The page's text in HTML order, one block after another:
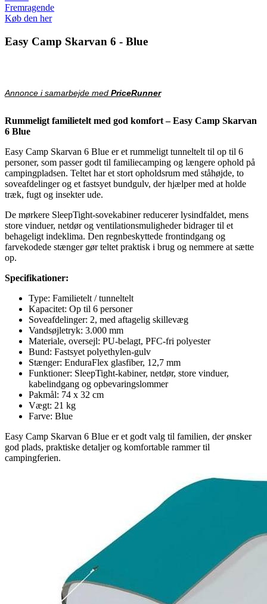
Fremragende
Køb den her
Easy Camp Skarvan 6 - Blue
Annonce i samarbejde med PriceRunner
Rummeligt familietelt med god komfort – Easy Camp Skarvan
6 Blue
Easy Camp Skarvan 6 Blue er et rummeligt tunneltelt til op til 6
personer, som passer godt til familiecamping og længere ophold på
campingpladsen. Teltet har et stort opholdsrum med ståhøjde, to
soveafdelinger og et fastsyet bundgulv, der hjælper med at holde
træk, fugt og insekter ude.
De mørkere SleepTight-sovekabiner reducerer lysindfaldet, mens
store vinduer, netdør og ventilationsmuligheder bidrager til et
behageligt indeklima. Den regnbeskyttede frontindgang og
farvekodede stænger gør teltet praktisk i brug og nemmere at sætte
op.
Specifikationer:
Type: Familietelt / tunneltelt
Kapacitet: Op til 6 personer
Soveafdelinger: 2, med aftagelig skillevæg
Vandsøjletryk: 3.000 mm
Materiale, oversejl: PU-belagt, PFC-fri polyester
Bund: Fastsyet polyethylen-gulv
Stænger: EnduraFlex glasfiber, 12,7 mm
Funktioner: SleepTight-kabiner, netdør, store vinduer,
kabelindgang og opbevaringslommer
Pakmål: 74 x 32 cm
Vægt: 21 kg
Farve: Blue
Easy Camp Skarvan 6 Blue er et godt valg til familien, der ønsker
god plads, praktiske detaljer og komfortable rammer til
campingferien.